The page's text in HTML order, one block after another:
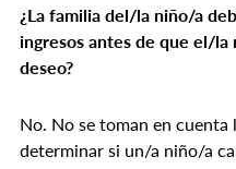
¿La familia del/la niño/a
ingresos antes de que el/
deseo?
No. No se toman en cuenta
determinar si un/a niño/a